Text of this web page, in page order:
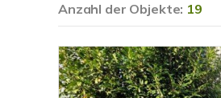
Anzahl der Objekte: 19